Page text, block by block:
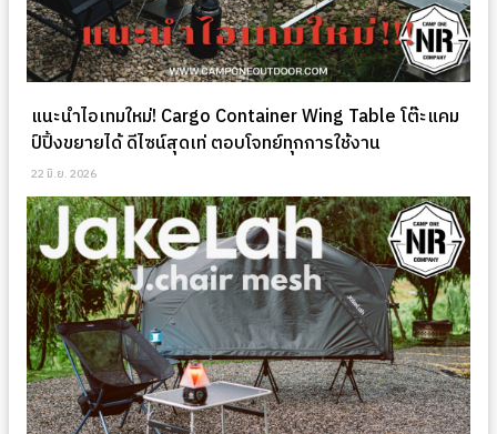
แนะนำไอเทมใหม่! Cargo Container Wing Table โต๊ะแคม
ป์ปิ้งขยายได้ ดีไซน์สุดเท่ ตอบโจทย์ทุกการใช้งาน
22 มิ.ย. 2026